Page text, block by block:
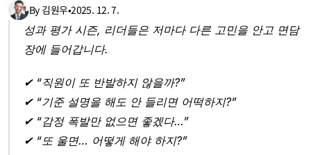
By 김원우•2025. 12. 7.
성과 평가 시즌, 리더들은 저마다 다른 고민을 안고 면담
장에 들어갑니다.
✔︎ “직원이 또 반발하지 않을까?”
✔︎ “기준 설명을 해도 안 들리면 어떡하지?”
✔︎ “감정 폭발만 없으면 좋겠다…”
✔︎ “또 울면… 어떻게 해야 하지?”